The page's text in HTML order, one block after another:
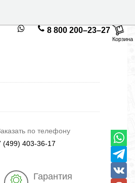
8 800 200–23–27
Корзина
по телефону
(499) 403-36-17
Гарантия